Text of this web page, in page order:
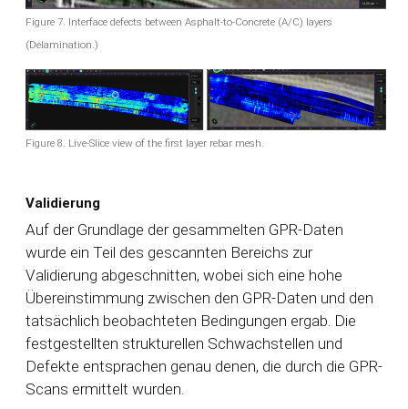
Figure 7. Interface defects between Asphalt-to-Concrete (A/C) layers
(Delamination.)
Figure 8. Live-Slice view of the first layer rebar mesh.
Validierung
Auf der Grundlage der gesammelten GPR-Daten
wurde ein Teil des gescannten Bereichs zur
Validierung abgeschnitten, wobei sich eine hohe
Übereinstimmung zwischen den GPR-Daten und den
tatsächlich beobachteten Bedingungen ergab. Die
festgestellten strukturellen Schwachstellen und
Defekte entsprachen genau denen, die durch die GPR-
Scans ermittelt wurden.